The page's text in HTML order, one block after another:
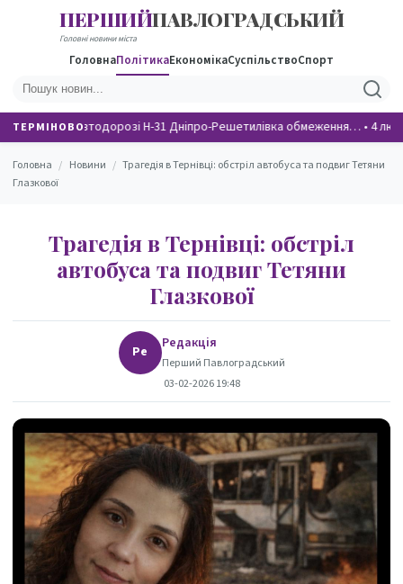
ПЕРШИЙПАВЛОГРАДСЬКИЙ
Головні новини міста
ГоловнаПолітикаЕкономікаСуспільствоСпорт
ТЕРМІНОВОНа автодорозі Н-31 Дніпро-Решетилівка обмеження… •4
Головна / Новини / Трагедія в Тернівці: обстріл автобуса та подвиг Тетяни
Глазкової
Трагедія в Тернівці: обстріл
автобуса та подвиг Тетяни
Глазкової
Ре Редакція
Перший Павлоградський
03-02-2026 19:48